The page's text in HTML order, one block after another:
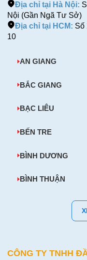
Địa chỉ tại Hà Nội:
Nội (Gần Ngã Tư Sở)
Địa chỉ tại HCM: Số
10
AN GIANG
BẮC GIANG
BẠC LIÊU
BẾN TRE
BÌNH DƯƠNG
BÌNH THUẬN
CÔNG TY TNHH